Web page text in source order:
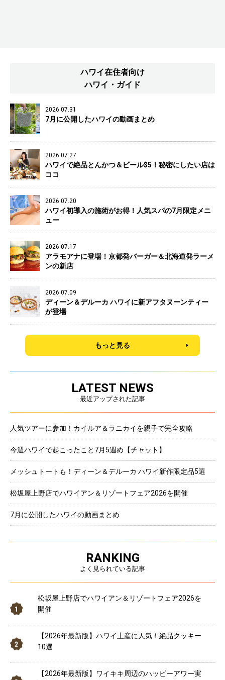
ハワイ在住者向け
ハワイ・ガイド
2026.07.31
7月に公開したハワイの動画まとめ
2026.07.27
ハワイで絶品とんかつ＆ビール$5！秘密にしたい店は
ココ
2026.07.20
ハワイ初導入の施術がお得！人気スパの7月限定メニ
ュー
2026.07.17
アラモアナに登場！京都発バーガー＆北海道発ラーメ
ンの新店
2026.07.09
ディーン＆デルーカ ハワイに新アフタヌーンティー
が登場
もっと見る
LATEST NEWS
最近アップされた記事
人気ツアーに参加！カイルア＆ラニカイを親子で完全攻略
今週ハワイで起こったこと7月5週め【チャット】
メッシュトートも！ディーン＆デルーカ ハワイ新作限定品5選
松坂屋上野店でハワイアン＆リゾートフェア2026を開催
7月に公開したハワイの動画まとめ
RANKING
よく見られている記事
松坂屋上野店でハワイアン＆リゾートフェア2026を
開催
【2026年最新版】ハワイ土産に人気！絶品クッキー
10選
【2026年最新版】ワイキキ周辺のハッピーアワー実